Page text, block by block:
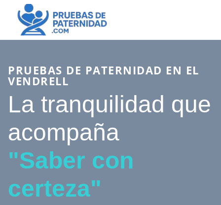
PRUEBAS DE PATERNIDAD EN EL
VENDRELL
La tranquilidad que
acompaña
"Saber con
certeza"